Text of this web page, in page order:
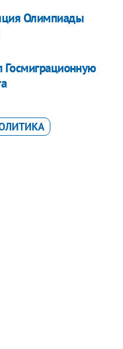
Олимпиады
Госмиграционную